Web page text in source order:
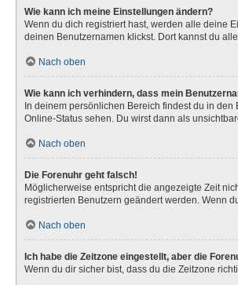
Wie kann ich meine Einstellungen ändern?
Wenn du dich registriert hast, werden alle deine
deinen Benutzernamen klickst. Dort kannst du
Nach oben
Wie kann ich verhindern, dass mein
In deinem persönlichen Bereich findest du in
Online-Status sehen. Du wirst dann als
Nach oben
Die Forenuhr geht falsch!
Möglicherweise entspricht die angezeigte Zeit
registrierten Benutzern geändert werden. Wenn
Nach oben
Ich habe die Zeitzone eingestellt, aber die
Wenn du dir sicher bist, dass du die Zeitzone